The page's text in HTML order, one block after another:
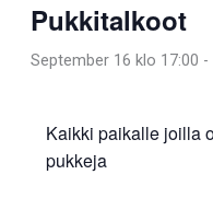
Pukkitalkoot
September 16 klo 17:00 -
Kaikki paikalle joilla
pukkeja